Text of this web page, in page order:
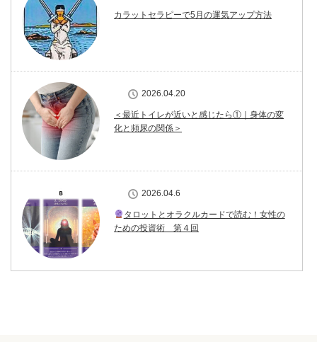
カラットセラピーで5月の運気アップ方法
2026.04.20
＜最近トイレが近いと感じたら①｜身体の変
化と頻尿の関係＞
2026.04.6
タロットとオラクルカードで読む！女性の
ための投資術 第４回